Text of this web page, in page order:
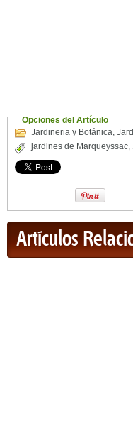
Opciones del Artículo
Jardineria y Botánica,
jardines de Marqueyssac,
Artículos